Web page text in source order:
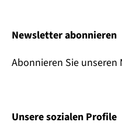
Newsletter abonnieren
Abonnieren Sie
Unsere sozialen Profile